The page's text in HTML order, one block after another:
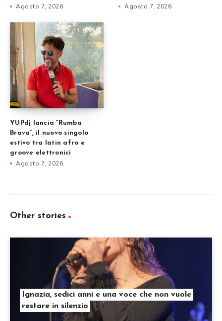
Agosto 7, 2026 Agosto 7, 2026
YUPdj lancia “Rumba
Brava”, il nuovo singolo
estivo tra latin afro e
groove elettronici
Agosto 7, 2026
Other stories
Ignazia, sedici anni e una voce che non vuole
restare in silenzio